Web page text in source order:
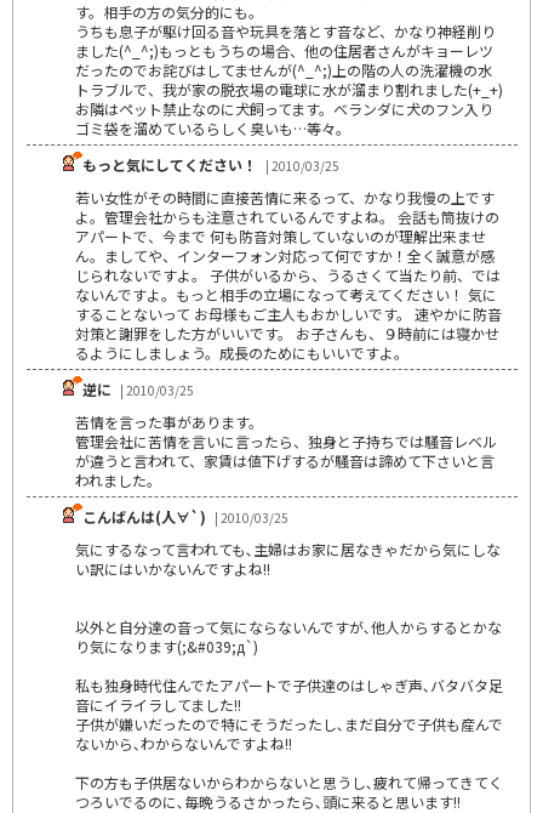
す。相手の方の気分的にも。
うちも息子が駆け回る音や玩具を落とす音など、かなり神経削り
ました(^_^;)もっともうちの場合、他の住居者さんがキョーレツ
だったのでお詫びはしてませんが(^_^;)上の階の人の洗濯機の水
トラブルで、我が家の脱衣場の電球に水が溜まり割れました(+_+)
お隣はペット禁止なのに犬飼ってます。ベランダに犬のフン入り
ゴミ袋を溜めているらしく臭いも…等々。
もっと気にしてください！
| 2010/03/25
若い女性がその時間に直接苦情に来るって、かなり我慢の上です
よ。管理会社からも注意されているんですよね。 会話も筒抜けの
アパートで、今まで 何も防音対策していないのが理解出来ませ
ん。ましてや、インターフォン対応って何ですか！全く誠意が感
じられないですよ。 子供がいるから、うるさくて当たり前、では
ないんですよ。もっと相手の立場になって考えてください！ 気に
することないって お母様もご主人もおかしいです。 速やかに防音
対策と謝罪をした方がいいです。 お子さんも、９時前には寝かせ
るようにしましょう。成長のためにもいいですよ。
逆に | 2010/03/25
苦情を言った事があります。
管理会社に苦情を言いに言ったら、独身と子持ちでは騒音レベル
が違うと言われて、家賃は値下げするが騒音は諦めて下さいと言
われました。
こんばんは(人∀`) | 2010/03/25
気にするなって言われても､主婦はお家に居なきゃだから気にしな
い訳にはいかないんですよね!!
以外と自分達の音って気にならないんですが､他人からするとかな
り気になります(;&#039;д`)
私も独身時代住んでたアパートで子供達のはしゃぎ声､バタバタ足
音にイライラしてました!!
子供が嫌いだったので特にそうだったし､まだ自分で子供も産んで
ないから､わからないんですよね!!
下の方も子供居ないからわからないと思うし､疲れて帰ってきてく
つろいでるのに､毎晩うるさかったら､頭に来ると思います!!